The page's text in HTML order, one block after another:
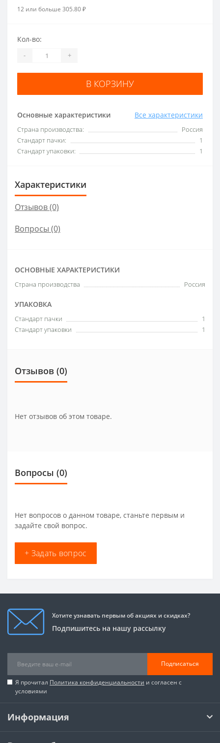
12 или больше 305.80 ₽
Основные характеристики Все характеристики
Страна производства:
Россия
Стандарт пачки:
1
Стандарт упаковки:
1
Кол-во:
- +
В КОРЗИНУ
Характеристики
Отзывов (0)
Вопросы (0)
ОСНОВНЫЕ ХАРАКТЕРИСТИКИ
Страна производства Россия
УПАКОВКА
Стандарт пачки
1
Стандарт упаковки
1
Отзывов (0)
Нет отзывов об этом товаре.
Вопросы (0)
Нет вопросов о данном товаре, станьте первым и
задайте свой вопрос.
+ Задать вопрос
Хотите узнавать первым об акциях и скидках?
Подпишитесь на нашу рассылку
Подписаться
Я прочитал Политика конфиденциальности и согласен с
условиями
Информация